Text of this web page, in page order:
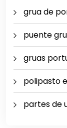
grua de
puente
gruas
polipasto
partes de